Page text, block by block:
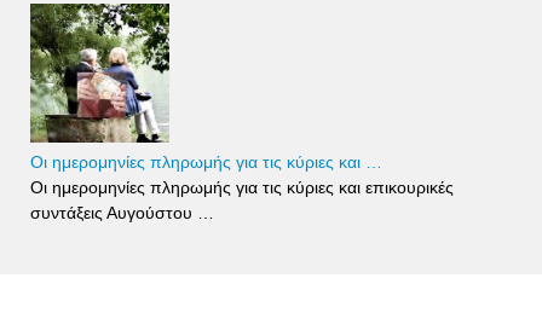
Οι ημερομηνίες πληρωμής για τις κύριες και …
Οι ημερομηνίες πληρωμής για τις κύριες και επικουρικές
συντάξεις Αυγούστου …